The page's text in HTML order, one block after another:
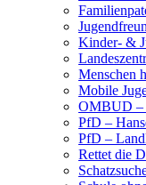
Kinder- &
Menschen
Mobile
OMBUD –
PfD –
PfD –
Rettet die